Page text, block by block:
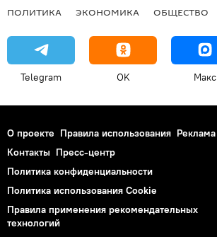
ПОЛИТИКА ЭКОНОМИКА ОБЩЕСТВО
Telegram OK Макс
О проекте Правила использования Реклама
Контакты Пресс-центр
Политика конфиденциальности
Политика использования Cookie
Правила применения рекомендательных
технологий